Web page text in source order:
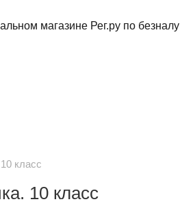
магазине Рег.ру по безналу
класс
10 класс